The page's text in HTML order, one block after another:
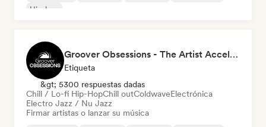
Hip-hop
Groover Obsessions - The Artist Accelerator
Etiqueta
&gt; 5300 respuestas dadas
Chill / Lo-fi Hip-HopChill outColdwaveElectrónica
Electro Jazz / Nu Jazz
Firmar artistas o lanzar su música